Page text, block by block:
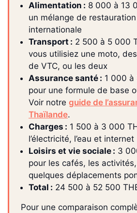
Alimentation : 8 000 à 13
un mélange de
internationale
Transport : 2 500 à 5 000
vous utilisiez une moto,
de VTC, ou les deux
Assurance santé : 1 000 à
pour une formule de base
Voir notre guide de
Thaïlande.
Charges : 1 500 à 3 000
l’électricité, l’eau et internet
Loisirs et vie sociale : 3
pour les cafés, les
quelques déplacements
Total : 24 500 à 52 500
Pour une comparaison